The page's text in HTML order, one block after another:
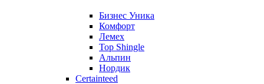
Бизнес Уника
Комфорт
Лемех
Top Shingle
Альпин
Нордик
Certainteed